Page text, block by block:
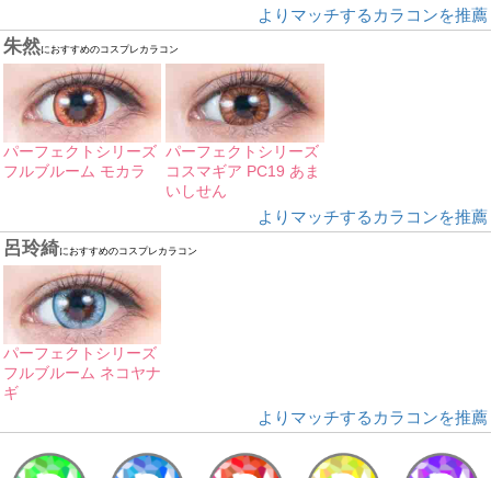
よりマッチするカラコンを推薦
朱然におすすめのコスプレカラコン
パーフェクトシリーズ
フルブルーム モカラ
パーフェクトシリーズ
コスマギア PC19 あま
いしせん
よりマッチするカラコンを推薦
呂玲綺におすすめのコスプレカラコン
パーフェクトシリーズ
フルブルーム ネコヤナ
ギ
よりマッチするカラコンを推薦